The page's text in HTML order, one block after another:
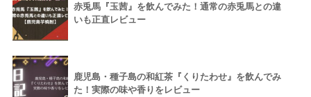
赤兎馬『玉茜』を飲んでみた！通常の赤兎馬との違
いも正直レビュー
鹿児島・種子島の和紅茶『くりたわせ』を飲んでみ
た！実際の味や香りをレビュー